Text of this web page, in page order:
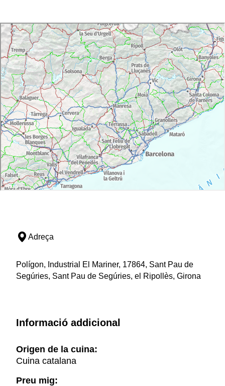
Adreça
Polígon, Industrial El Mariner, 17864, Sant Pau de
Segúries, Sant Pau de Segúries, el Ripollès, Girona
Informació addicional
Origen de la cuina:
Cuina catalana
Preu mig: